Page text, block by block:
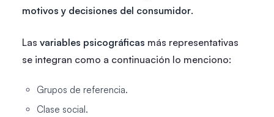
motivos y decisiones del consumidor.
Las variables psicográficas más representativas
se integran como a continuación lo menciono:
Grupos de referencia.
Clase social.